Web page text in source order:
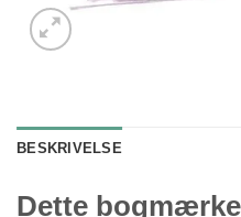
BESKRIVELSE
Dette